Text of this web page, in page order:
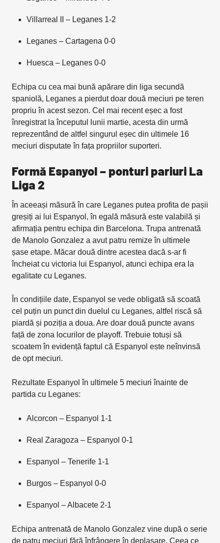
Villarreal II – Leganes 1-2
Leganes – Cartagena 0-0
Huesca – Leganes 0-0
Echipa cu cea mai bună apărare din liga secundă
spaniolă, Leganes a pierdut doar două meciuri pe teren
propriu în acest sezon. Cel mai recent eșec a fost
înregistrat la începutul lunii martie, acesta din urmă
reprezentând de altfel singurul eșec din ultimele 16
meciuri disputate în fața propriilor suporteri.
Formă Espanyol – ponturi pariuri La
Liga 2
În aceeași măsură în care Leganes putea profita de pașii
greșiți ai lui Espanyol, în egală măsură este valabilă și
afirmația pentru echipa din Barcelona. Trupa antrenată
de Manolo Gonzalez a avut patru remize în ultimele
șase etape. Măcar două dintre acestea dacă s-ar fi
încheiat cu victoria lui Espanyol, atunci echipa era la
egalitate cu Leganes.
În condițiile date, Espanyol se vede obligată să scoată
cel puțin un punct din duelul cu Leganes, altfel riscă să
piardă și poziția a doua. Are doar două puncte avans
față de zona locurilor de playoff. Trebuie totuși să
scoatem în evidență faptul că Espanyol este neînvinsă
de opt meciuri.
Rezultate Espanyol în ultimele 5 meciuri înainte de
partida cu Leganes:
Alcorcon – Espanyol 1-1
Real Zaragoza – Espanyol 0-1
Espanyol – Tenerife 1-1
Burgos – Espanyol 0-0
Espanyol – Albacete 2-1
Echipa antrenată de Manolo Gonzalez vine după o serie
de patru meciuri fără înfrângere în deplasare. Ceea ce